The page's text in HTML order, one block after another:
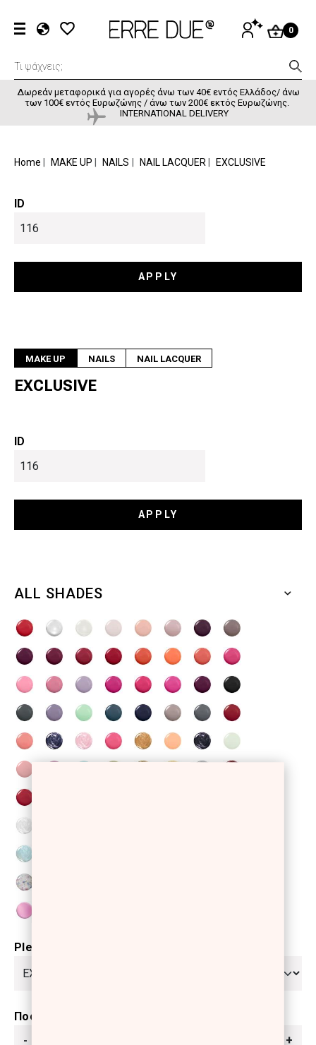
EN
FR
User
ΕΊΣΟΔΟΣ0
Δωρεάν μεταφορικά για αγορές άνω των 40€ εντός Ελλάδος/ άνω
των 100€ εντός Ευρωζώνης / άνω των 200€ εκτός Ευρωζώνης.
INTERNATIONAL DELIVERY
BREADCRUMB
Home MAKE UP NAILS NAIL LACQUER EXCLUSIVE
ID
MAKE UP NAILS NAIL LACQUER
EXCLUSIVE
ID
ALL SHADES
Please select
Ποσότητα
-
+